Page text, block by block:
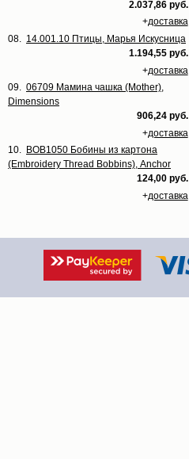
2.037,86 руб.
+доставка
08. 14.001.10 Птицы, Марья Искусница
1.194,55 руб.
+доставка
09. 06709 Мамина чашка (Mother),
Dimensions
906,24 руб.
+доставка
10. BOB1050 Бобины из картона
(Embroidery Thread Bobbins), Anchor
124,00 руб.
+доставка